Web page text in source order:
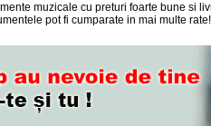
muzicale cu preturi foarte bune si
pot fi cumparate in mai multe rate!